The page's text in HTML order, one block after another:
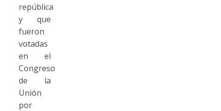
república
y que
fueron
votadas
en el
Congreso
de la
Unión
por